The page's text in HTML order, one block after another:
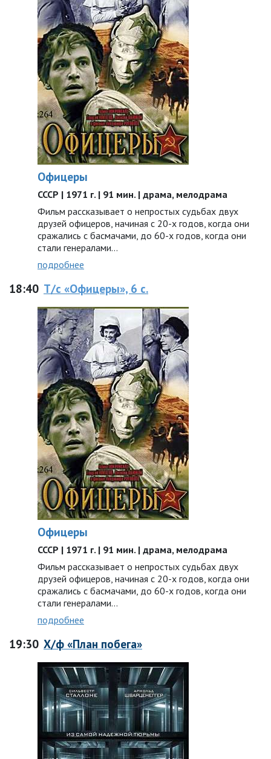
Офицеры
СССР | 1971 г. | 91 мин. | драма, мелодрама
Фильм рассказывает о непростых судьбах двух
друзей офицеров, начиная с 20-х годов, когда они
сражались с басмачами, до 60-х годов, когда они
стали генералами…
подробнее
18:40 Т/с «Офицеры», 6 с.
Офицеры
СССР | 1971 г. | 91 мин. | драма, мелодрама
Фильм рассказывает о непростых судьбах двух
друзей офицеров, начиная с 20-х годов, когда они
сражались с басмачами, до 60-х годов, когда они
стали генералами…
подробнее
19:30 Х/ф «План побега»